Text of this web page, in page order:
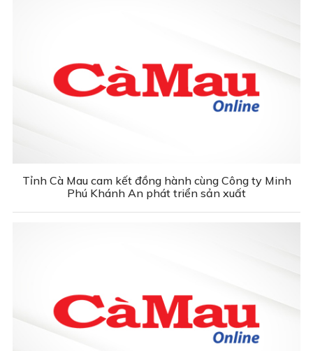
Tỉnh Cà Mau cam kết đồng hành cùng Công ty Minh
Phú Khánh An phát triển sản xuất